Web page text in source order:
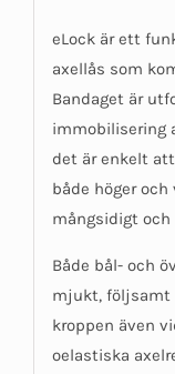
eLock är ett
axellås som
Bandaget är
immobilisering
det är enkelt
både höger
mångsidigt
Både bål- och
mjukt, följsamt
kroppen även
oelastiska